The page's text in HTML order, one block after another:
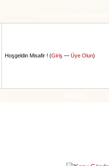
Hoşgeldin Misafir ! (Giriş — Üye Olun)